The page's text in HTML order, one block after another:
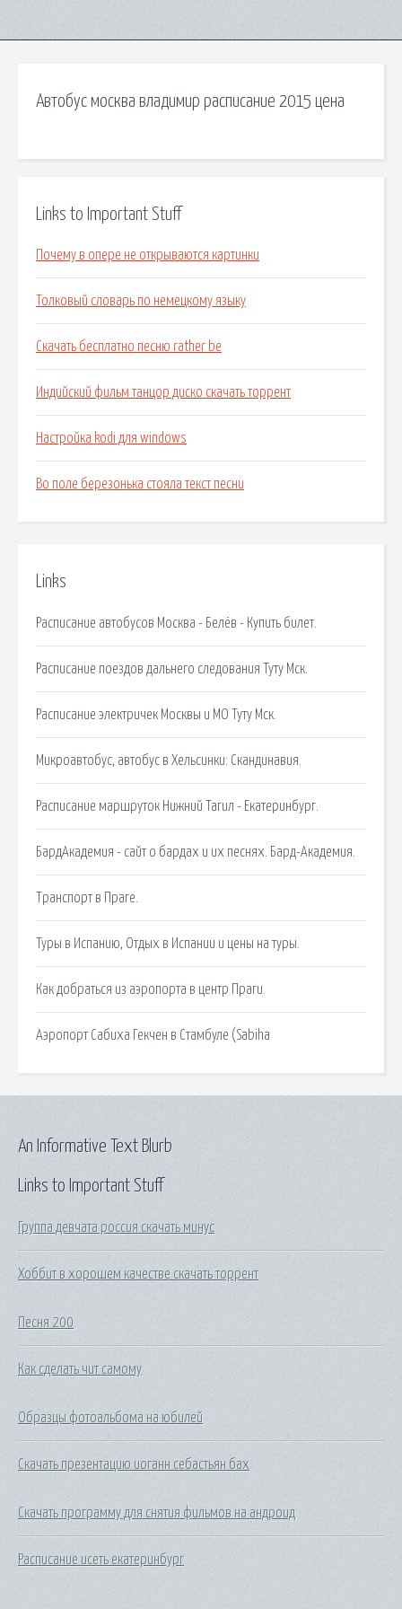
Автобус москва владимир расписание 2015 цена
Links to Important Stuff
Почему в опере не открываются картинки
Толковый словарь по немецкому языку
Скачать бесплатно песню rather be
Индийский фильм танцор диско скачать торрент
Настройка kodi для windows
Во поле березонька стояла текст песни
Links
Расписание автобусов Москва - Белёв - Купить билет.
Расписание поездов дальнего следования Туту Мск.
Расписание электричек Москвы и МО Туту Мск.
Микроавтобус, автобус в Хельсинки: Скандинавия.
Расписание маршруток Нижний Тагил - Екатеринбург.
БардАкадемия - сайт о бардах и их песнях. Бард-Академия.
Транспорт в Праге.
Туры в Испанию, Отдых в Испании и цены на туры.
Как добраться из аэропорта в центр Праги.
Аэропорт Сабиха Гекчен в Стамбуле (Sabiha
Links to Important Stuff
Группа девчата россия скачать минус
Хоббит в хорошем качестве скачать торрент
Песня 200
Как сделать чит самому
Образцы фотоальбома на юбилей
Скачать презентацию иоганн себастьян бах
Скачать программу для снятия фильмов на андроид
Расписание исеть екатеринбург
An Informative Text Blurb